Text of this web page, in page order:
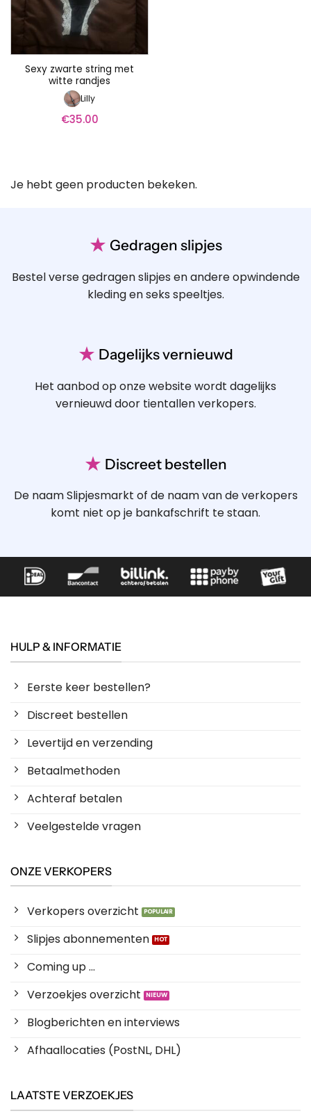
Sexy zwarte string met
witte randjes
Lilly
€35.00
Je hebt geen producten bekeken.
★ Gedragen slipjes
Bestel verse gedragen slipjes en andere opwindende
kleding en seks speeltjes.
★ Dagelijks vernieuwd
Het aanbod op onze website wordt dagelijks
vernieuwd door tientallen verkopers.
★ Discreet bestellen
De naam Slipjesmarkt of de naam van de verkopers
komt niet op je bankafschrift te staan.
HULP & INFORMATIE
Eerste keer bestellen?
Discreet bestellen
Levertijd en verzending
Betaalmethoden
Achteraf betalen
Veelgestelde vragen
ONZE VERKOPERS
Verkopers overzicht
Slipjes abonnementen
Coming up ...
Verzoekjes overzicht
Blogberichten en interviews
Afhaallocaties (PostNL, DHL)
LAATSTE VERZOEKJES